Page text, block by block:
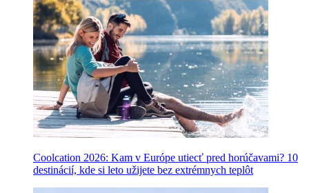
Coolcation 2026: Kam v Európe utiecť pred horúčavami? 10
destinácií, kde si leto užijete bez extrémnych teplôt